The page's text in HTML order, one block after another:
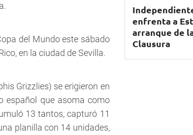
del Mundo este sábado
en la ciudad de Sevilla.
Grizzlies) se erigieron en
español que asoma como
13 tantos, capturó 11
planilla con 14 unidades,
enfrenta a
arranque de
Clausura